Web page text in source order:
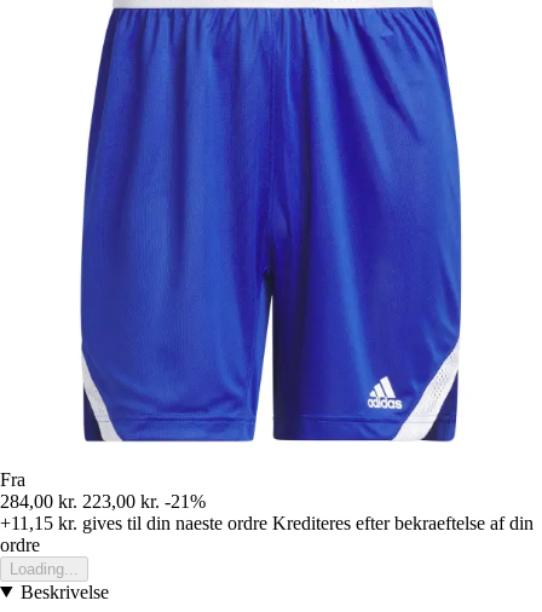
Fra
284,00 kr. 223,00 kr. -21%
+11,15 kr. gives til din naeste ordre Krediteres efter bekraeftelse af din
ordre
Loading...
Beskrivelse